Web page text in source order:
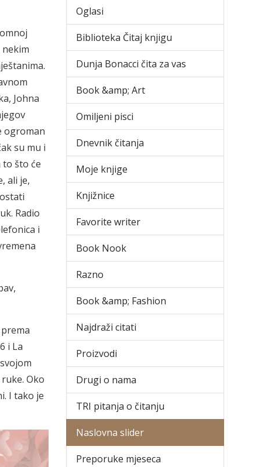
Johna
ogroman
su mu i
to što će
ali je,
Radio
i
i La
Oko
I tako je
Oglasi
Biblioteka Čitaj knjigu
Dunja Bonacci čita za vas
Book &amp; Art
Omiljeni pisci
Dnevnik čitanja
Moje knjige
Knjižnice
Favorite writer
Book Nook
Razno
Book &amp; Fashion
Najdraži citati
Proizvodi
Drugi o nama
TRI pitanja o čitanju
Naslovna slider
Preporuke mjeseca